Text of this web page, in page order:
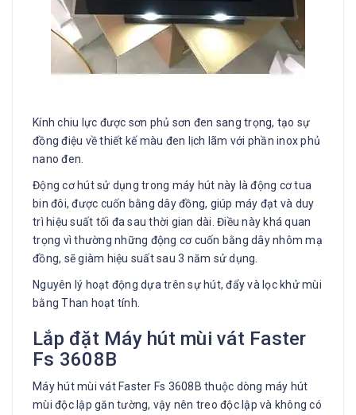
Kính chiu lực được sơn phủ sơn đen sang trọng, tạo sự
đồng điệu về thiết kế màu đen lịch lãm với phần inox phủ
nano đen.
Động cơ hút sử dụng trong máy hút này là động cơ tua
bin đôi, được cuốn bằng dây đồng, giúp máy đạt và duy
trì hiệu suất tối đa sau thời gian dài. Điều này khá quan
trọng vì thường những động cơ cuốn bằng dây nhôm mạ
đồng, sẽ giàm hiệu suất sau 3 năm sử dụng.
Nguyên lý hoạt động dựa trên sự hút, đẩy và lọc khử mùi
bằng Than hoạt tính.
Lắp đặt Máy hút mùi vát Faster
Fs 3608B
Máy hút mùi vát Faster Fs 3608B thuộc dòng máy hút
mùi độc lập găn tường, vậy nên treo độc lập và không có